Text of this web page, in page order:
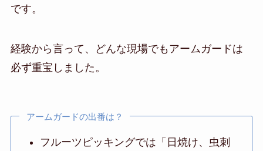
です。
経験から言って、どんな現場でもアームガードは
必ず重宝しました。
アームガードの出番は？
フルーツピッキングでは「日焼け、虫刺